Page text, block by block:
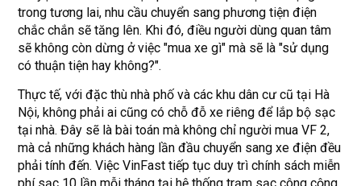
trong tương lai, nhu cầu chuyển sang phương tiện điện
chắc chắn sẽ tăng lên. Khi đó, điều người dùng quan tâm
sẽ không còn dừng ở việc "mua xe gì" mà sẽ là "sử dụng
có thuận tiện hay không?".
Thực tế, với đặc thù nhà phố và các khu dân cư cũ tại Hà
Nội, không phải ai cũng có chỗ đỗ xe riêng để lắp bộ sạc
tại nhà. Đây sẽ là bài toán mà không chỉ người mua VF 2,
mà cả những khách hàng lần đầu chuyển sang xe điện đều
phải tính đến. Việc VinFast tiếp tục duy trì chính sách miễn